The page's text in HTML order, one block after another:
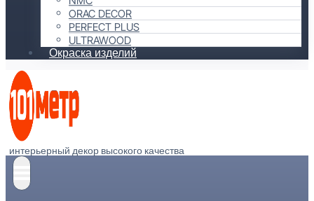
ORAC DECOR
PERFECT PLUS
ULTRAWOOD
Окраска изделий
интерьерный декор высокого качества